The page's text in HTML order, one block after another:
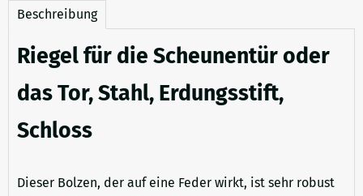
Beschreibung
Riegel für die Scheunentür oder
das Tor, Stahl, Erdungsstift,
Schloss
Dieser Bolzen, der auf eine Feder wirkt, ist sehr robust